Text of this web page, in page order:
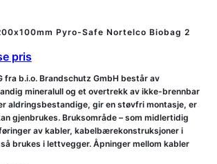
Pyro-Safe Nortelco Biobag 2
pris
fra b.i.o. Brandschutz GmbH består av
mineralull og et overtrekk av ikke-brennbar
aldringsbestandige, gir en støvfri montasje, er
gjenbrukes. Bruksområde – som midlertidig
av kabler, kabelbærekonstruksjoner i
brukes i lettvegger. Åpninger mellom kabler